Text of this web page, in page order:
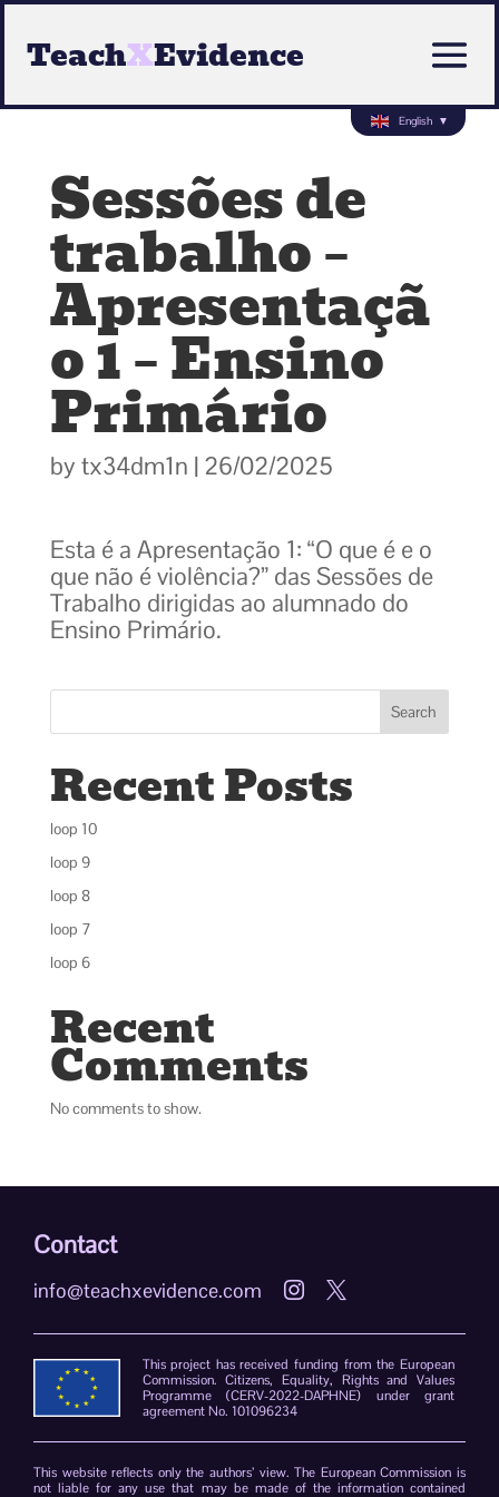
TeachXEvidence
Sessões de
trabalho –
Apresentaçã
o 1 – Ensino
Primário
by tx34dm1n | 26/02/2025
Esta é a Apresentação 1: “O que é e o
que não é violência?” das Sessões de
Trabalho dirigidas ao alumnado do
Ensino Primário.
Search
Recent Posts
loop 10
loop 9
loop 8
loop 7
loop 6
Recent
Comments
No comments to show.
Contact
info@teachxevidence.com  
This project has received funding from the European
Commission. Citizens, Equality, Rights and Values
Programme (CERV-2022-DAPHNE) under grant
agreement No. 101096234
This website reflects only the authors’ view. The European Commission is
not liable for any use that may be made of the information contained
English ▼